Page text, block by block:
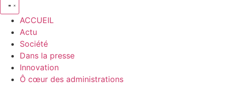
ACCUEIL
Actu
Société
Dans la presse
Innovation
Ô cœur des administrations